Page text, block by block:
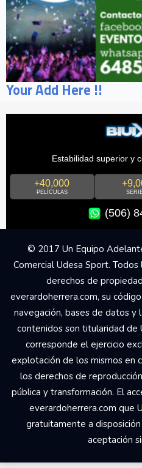
Your Add Here !!
Estabilidad superior y
+40,000
PELÍCULAS
(506)
© 2017 Un Equipo
Comercial Udesa Sport.
derechos de
everardoherrera.com, su
navegación, bases de datos
contenidos son titularidad de
corresponde el ejercicio
explotación de los mismos en
los derechos de
pública y transformación. El
everardoherrera.com que
gratuitamente a
aceptación